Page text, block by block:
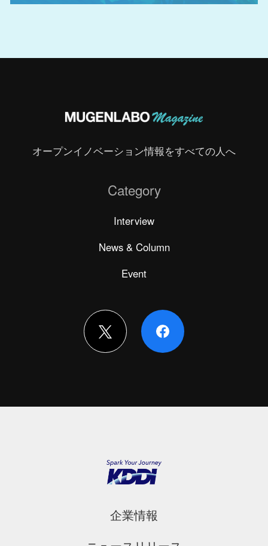
オープンイノベーション情報をすべての人へ
Category
Interview
News & Column
Event
企業情報